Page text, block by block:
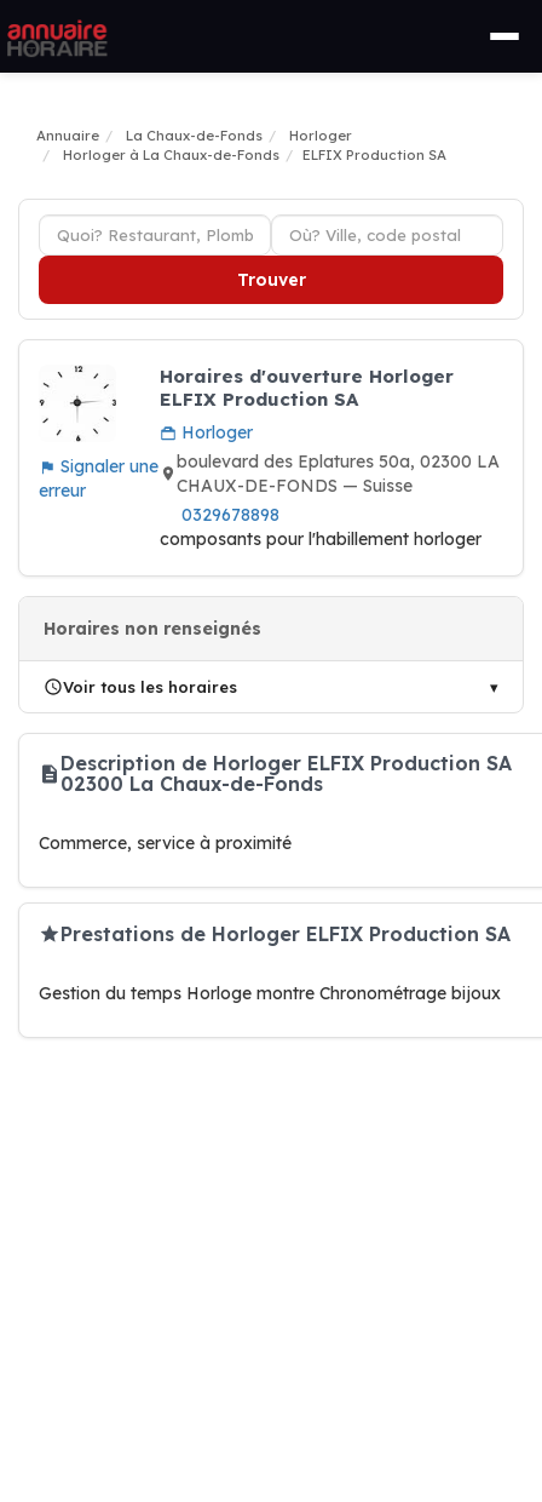
Annuaire La Chaux-de-Fonds
Horloger
Horloger à La Chaux-de-Fonds
ELFIX Production SA
Trouver
Signaler une
erreur
Horaires d'ouverture Horloger
ELFIX Production SA
Horloger
boulevard des Eplatures 50a, 02300 LA
CHAUX-DE-FONDS — Suisse
0329678898
composants pour l'habillement horloger
Horaires non renseignés
Voir tous les horaires
Description de Horloger ELFIX Production SA
02300 La Chaux-de-Fonds
Commerce, service à proximité
Prestations de Horloger ELFIX Production SA
Gestion du temps Horloge montre Chronométrage bijoux